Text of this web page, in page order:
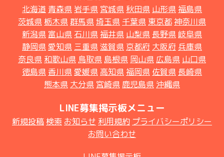
北海道 青森県 岩手県 宮城県 秋田県 山形県福島県
茨城県 栃木県群馬県埼玉県 千葉県 東京都神奈川県
新潟県 富山県 石川県福井県 山梨県 長野県 岐阜県
静岡県愛知県 三重県滋賀県 京都府 大阪府 兵庫県
奈良県 和歌山県 鳥取県 島根県 岡山県 広島県 山口県
徳島県 香川県愛媛県 高知県福岡県 佐賀県 長崎県
熊本県 大分県 宮崎県 鹿児島県 沖縄県
LINE募集掲示板メニュー
新規投稿 検索 お知らせ 利用規約 プライバシーポリシー
お問い合わせ